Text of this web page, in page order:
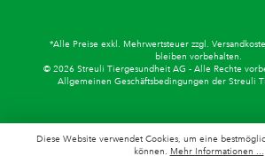
*Alle Preise exkl. Mehrwertsteuer zzgl.
bleiben vorbehalten.
© 2026 Streuli Tiergesundheit AG - Alle Rechte
Allgemeinen Geschäftsbedingungen der Streuli
Diese Website verwendet Cookies, um eine
können. Mehr Informationen ...